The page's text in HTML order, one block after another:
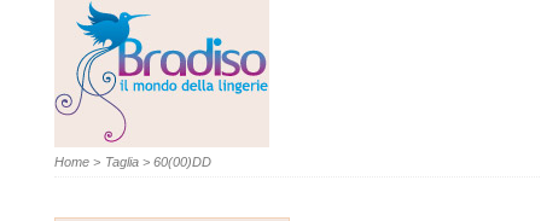
Home > Taglia > 60(00)DD